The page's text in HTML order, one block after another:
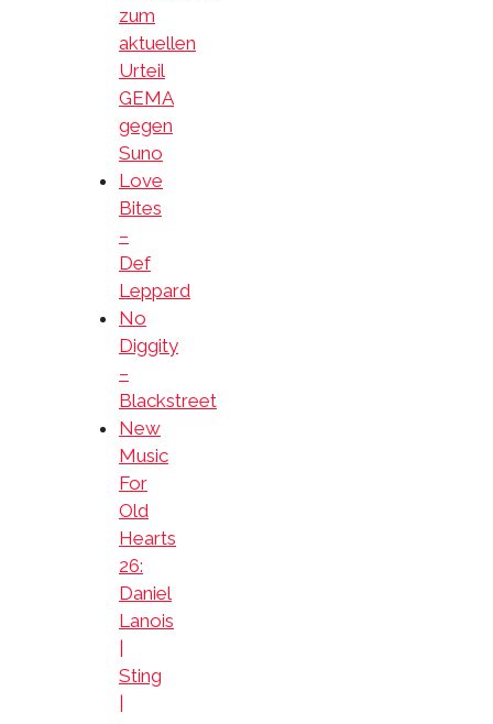
zum
aktuellen
Urteil
GEMA
gegen
Suno
Love
Bites
–
Def
Leppard
No
Diggity
–
Blackstreet
New
Music
For
Old
Hearts
26:
Daniel
Lanois
|
Sting
|